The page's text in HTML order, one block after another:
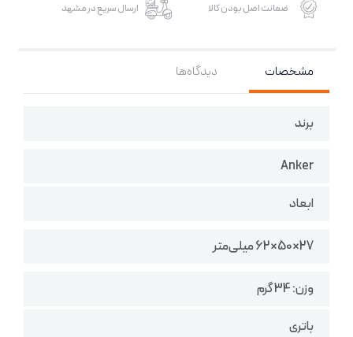
ضمانت اصل بودن کالا ارسال سریع در مشهد
مشخصات دیدگاه‌ها
برند
Anker
ابعاد
27×50×62 میلی‌متر
وزن: 34 گرم
باتری